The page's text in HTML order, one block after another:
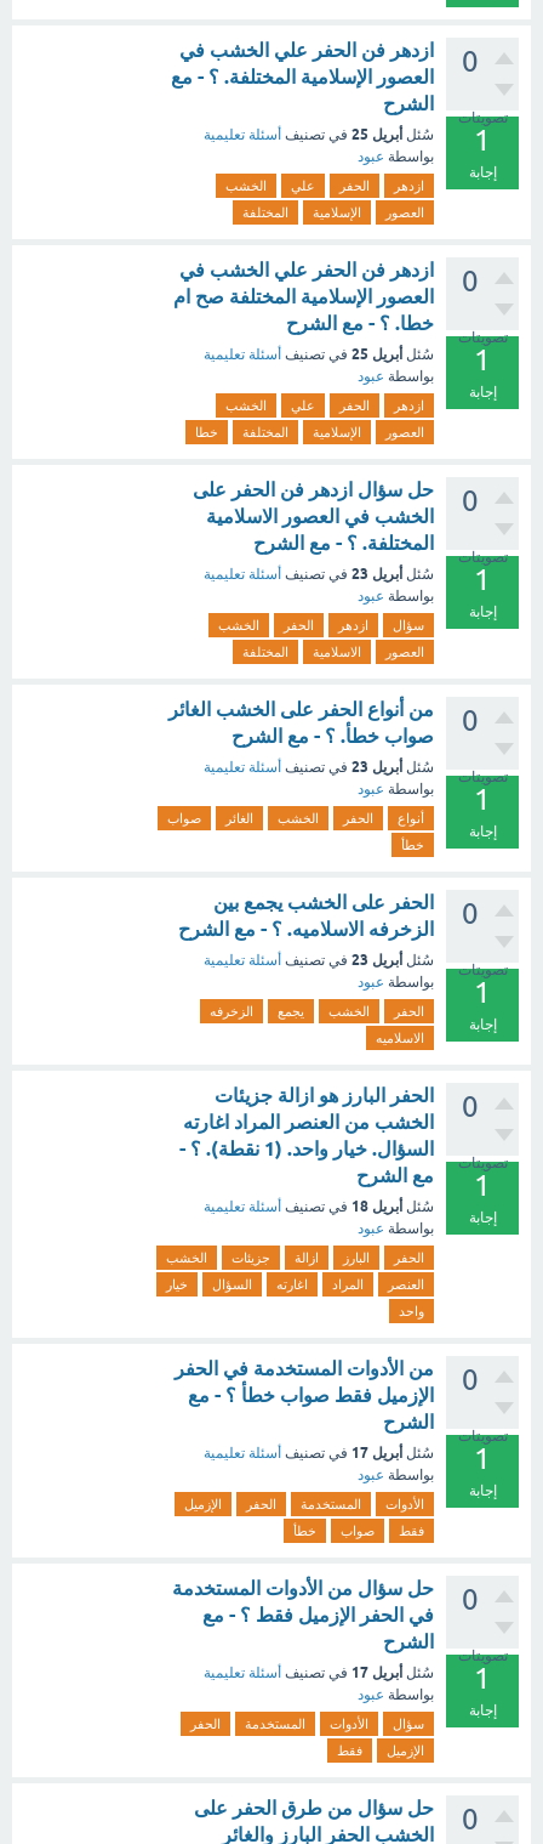
0
تصويتات
1
إجابة
ازدهر فن الحفر علي الخشب في
العصور الإسلامية المختلفة. ؟ - مع
الشرح
سُئل أبريل 25 في تصنيف أسئلة تعليمية
بواسطة عبود
ازدهر الحفر علي
الخشب
العصور
الإسلامية المختلفة
0
تصويتات
1
إجابة
ازدهر فن الحفر علي الخشب في
العصور الإسلامية المختلفة صح ام
خطا. ؟ - مع الشرح
سُئل أبريل 25 في تصنيف أسئلة تعليمية
بواسطة عبود
ازدهر الحفر علي
الخشب
العصور
الإسلامية المختلفة خطا
0
تصويتات
1
إجابة
حل سؤال ازدهر فن الحفر على
الخشب في العصور الاسلامية
المختلفة. ؟ - مع الشرح
سُئل أبريل 23 في تصنيف أسئلة تعليمية
بواسطة عبود
سؤال ازدهر الحفر
الخشب
العصور
الاسلامية المختلفة
0
تصويتات
1
إجابة
من أنواع الحفر على الخشب الغائر
صواب خطأ. ؟ - مع الشرح
سُئل أبريل 23 في تصنيف أسئلة تعليمية
بواسطة عبود
أنواع الحفر الخشب الغائر
صواب
خطأ
0
تصويتات
1
إجابة
الحفر على الخشب يجمع بين
الزخرفه الاسلاميه. ؟ - مع الشرح
سُئل أبريل 23 في تصنيف أسئلة تعليمية
بواسطة عبود
الحفر الخشب يجمع
الزخرفه
الاسلاميه
0
تصويتات
1
إجابة
الحفر البارز هو ازالة جزيئات
الخشب من العنصر المراد اغارته
السؤال. خيار واحد. (1 نقطة). ؟ -
مع الشرح
سُئل أبريل 18 في تصنيف أسئلة تعليمية
بواسطة عبود
الحفر البارز ازالة جزيئات
الخشب
العنصر
المراد اغارته السؤال
خيار
واحد
0
تصويتات
1
إجابة
من الأدوات المستخدمة في الحفر
الإزميل فقط صواب خطأ ؟ - مع
الشرح
سُئل أبريل 17 في تصنيف أسئلة تعليمية
بواسطة عبود
الأدوات المستخدمة الحفر
الإزميل
فقط
صواب خطأ
0
تصويتات
1
إجابة
حل سؤال من الأدوات المستخدمة
في الحفر الإزميل فقط ؟ - مع
الشرح
سُئل أبريل 17 في تصنيف أسئلة تعليمية
بواسطة عبود
سؤال الأدوات المستخدمة
الحفر
الإزميل
فقط
0
حل سؤال من طرق الحفر على
الخشب الحفر البارز والغائر